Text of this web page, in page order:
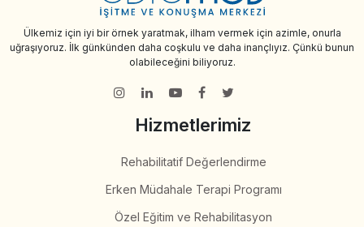
Ülkemiz için iyi bir örnek yaratmak, ilham vermek için azimle, onurla
uğraşıyoruz. İlk günkünden daha coşkulu ve daha inançlıyız. Çünkü bunun
olabileceğini biliyoruz.
Hizmetlerimiz
Rehabilitatif Değerlendirme
Erken Müdahale Terapi Programı
Özel Eğitim ve Rehabilitasyon